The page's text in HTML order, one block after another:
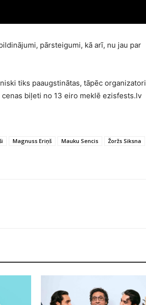
pārsteigumi, kā arī, nu jau par
tiks paaugstinātas, tāpēc organizatori
biļeti no 13 eiro meklē ezisfests.lv
Magnuss Eriņš Mauku Sencis Žoržs Siksna